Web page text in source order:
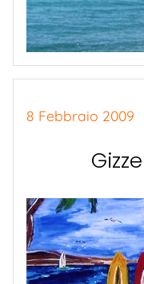
8 Febbraio 2009